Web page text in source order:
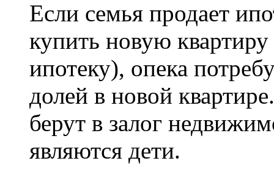
Если семья продает
купить новую
ипотеку), опека
долей в новой
берут в залог
являются дети.